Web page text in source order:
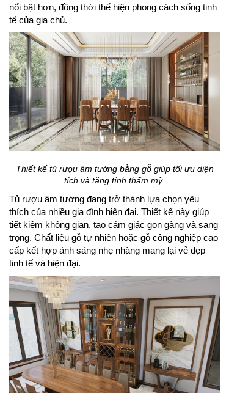
nổi bật hơn, đồng thời thể hiện phong cách sống tinh
tế của gia chủ.
Thiết kế tủ rượu âm tường bằng gỗ giúp tối ưu diện
tích và tăng tính thẩm mỹ.
Tủ rượu âm tường đang trở thành lựa chọn yêu
thích của nhiều gia đình hiện đại. Thiết kế này giúp
tiết kiệm không gian, tạo cảm giác gọn gàng và sang
trọng. Chất liệu gỗ tự nhiên hoặc gỗ công nghiệp cao
cấp kết hợp ánh sáng nhẹ nhàng mang lại vẻ đẹp
tinh tế và hiện đại.